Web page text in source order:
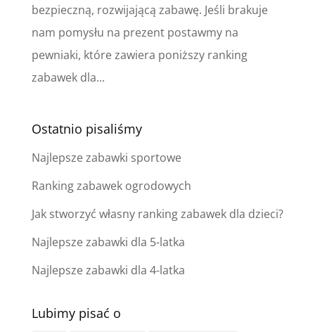
bezpieczną, rozwijającą zabawę. Jeśli brakuje
nam pomysłu na prezent postawmy na
pewniaki, które zawiera poniższy ranking
zabawek dla...
Ostatnio pisaliśmy
Najlepsze zabawki sportowe
Ranking zabawek ogrodowych
Jak stworzyć własny ranking zabawek dla dzieci?
Najlepsze zabawki dla 5-latka
Najlepsze zabawki dla 4-latka
Lubimy pisać o